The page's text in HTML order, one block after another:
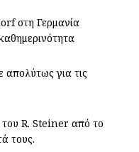
στη Γερμανία
απολύτως για τις
R. Steiner από το
τους.